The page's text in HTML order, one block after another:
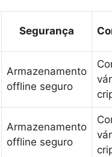
Segurança
Armazenamento
offline seguro
Armazenamento
offline seguro